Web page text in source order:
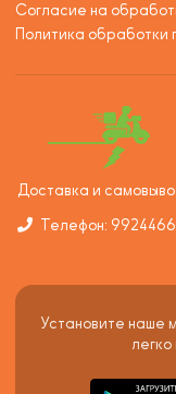
Согласие на
Политика
Доставка и
Телефон:
Установите наше